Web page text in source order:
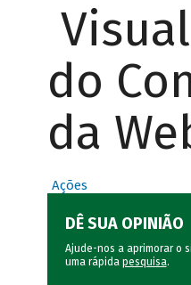
do
da
Ações
DÊ SUA OPINIÃO
Ajude-nos a aprimorar o
uma rápida pesquisa.